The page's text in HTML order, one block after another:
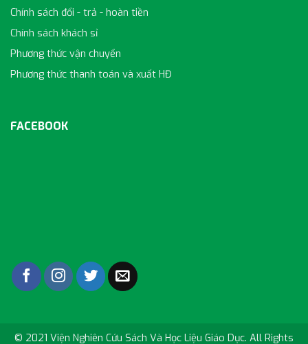
Chính sách đổi - trả - hoàn tiền
Chính sách khách sỉ
Phương thức vận chuyển
Phương thức thanh toán và xuất HĐ
FACEBOOK
© 2021 Viện Nghiên Cứu Sách Và Học Liệu Giáo Dục. All Rights